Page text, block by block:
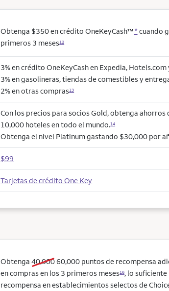
Obtenga $350 en crédito OneKeyCash™* cuando
primeros 3 meses12
3% en crédito OneKeyCash en Expedia, Hotels.com
3% en gasolineras, tiendas de comestibles y
2% en otras compras13
Con los precios para socios Gold, obtenga ahorros
10,000 hoteles en todo el mundo.14
Obtenga el nivel Platinum gastando $30,000 por
$99
Tarjetas de crédito One Key
Obtenga40,000old bonus
60,000new bonus
puntos de recompensa
en compras en los 3 primeros meses16, lo
recompensa en establecimientos selectos de